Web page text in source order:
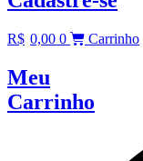
R$ 0,00 0 Carrinho
Meu
Carrinho